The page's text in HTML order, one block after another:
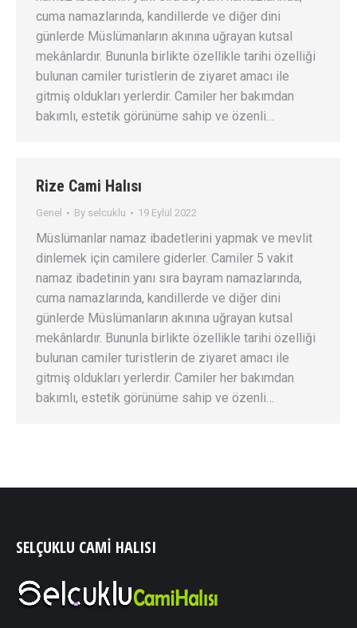
cuma namazlarında, kandillerde ve diğer dini
günlerde Müslümanların akınına uğrayan kutsal
mekânlardır. Bununla birlikte özellikle tarihi özelliği
bulunan camiler turistlerin de ziyaret amacı ile
gitmiş oldukları yerlerdir. Camiler her bakımdan
bakımlı, estetik görünüme sahip ve özenli…
Rize Cami Halısı
Genel By selcuklu 19 Eylül 2022
Müslümanlar namaz ibadetlerini yapmak ve mevlit
dinlemek için camilere giderler. Camiler 5 vakit
namaz ibadetinin yanı sıra bayram namazlarında,
cuma namazlarında, kandillerde ve diğer dini
günlerde Müslümanların akınına uğrayan kutsal
mekânlardır. Bununla birlikte özellikle tarihi özelliği
bulunan camiler turistlerin de ziyaret amacı ile
gitmiş oldukları yerlerdir. Camiler her bakımdan
bakımlı, estetik görünüme sahip ve özenli…
SELÇUKLU CAMI HALISI